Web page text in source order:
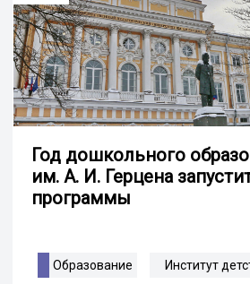
Год дошкольного
им. А. И. Герцена
программы
Образование Институт